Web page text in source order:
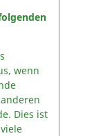
wenn
Dies ist